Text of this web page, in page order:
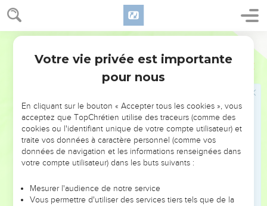
Hébreux 5
8 Ainsi, bien qu’étant Fils, il a appris l'obéissance par ce qu’il
a souffert.
Et parfaitement qualifié, il est devenu pour tous ceux qui lui
obéissent l'auteur d'un salut éternel,
car Dieu l'a déclaré grand-prêtre à la manière de
Mise en garde contre le danger
d'abandonner la foi
Nous avons beaucoup à dire à ce sujet, et des choses
comprendre.
Votre vie privée est importante
pour nous
En cliquant sur le bouton « Accepter tous les cookies », vous
acceptez que TopChrétien utilise des traceurs (comme des
cookies ou l'identifiant unique de votre compte utilisateur) et
traite vos données à caractère personnel (comme vos
données de navigation et les informations renseignées dans
votre compte utilisateur) dans les buts suivants :
Mesurer l'audience de notre service
Vous permettre d'utiliser des services tiers tels que de la